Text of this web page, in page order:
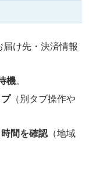
届け先・決済情報
機。
（別タブ操作や
間を確認（地域